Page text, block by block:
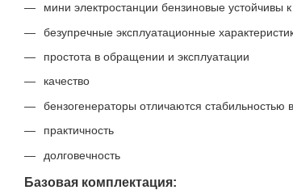
мини электростанции бензиновые устойчивы
безупречные эксплуатационные
простота в обращении и эксплуатации
качество
бензогенераторы отличаются
практичность
долговечность
Базовая комплектация: